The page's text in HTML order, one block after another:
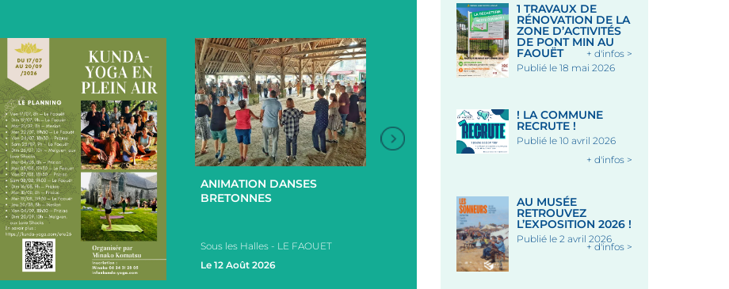
+
ANIMATION DANSES
BRETONNES
Sous les Halles - LE FAOUET
Le 12 Août 2026
1 TRAVAUX DE
RÉNOVATION DE LA
ZONE D’ACTIVITÉS
DE PONT MIN AU
FAOUËT
Publié le 18 mai 2026
+ d'infos >
! LA COMMUNE
RECRUTE !
Publié le 10 avril 2026
+ d'infos >
AU MUSÉE
RETROUVEZ
L’EXPOSITION 2026 !
Publié le 2 avril 2026
+ d'infos >